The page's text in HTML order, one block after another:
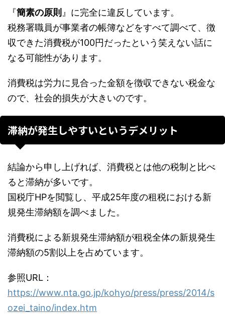
『簡素の原則 』に完全に違反しています。
税務署職員が事業者の帳簿などをすべて調べて、徴
収できた消費税が100円だったという笑えない話に
なる可能性があります。
消費税は労力に見合った金額を徴収できない税金な
ので、社会的損失が大きいのです。
滞納が発生しやすいというデメリット
結論から申し上げれば、消費税とは他の税制と比べ
ると滞納が多いです。
国税庁HPを閲覧し、平成25年度の租税における新
規発生滞納額を調べました。
消費税による新規発生滞納額が租税全体の新規発生
滞納額の5割以上を占めています。
参照URL：
https://www.nta.go.jp/kohyo/press/press/2014/s
ozei_taino/index.htm